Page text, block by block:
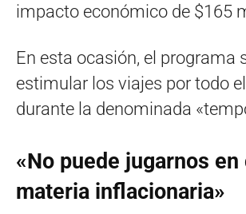
impacto económico de $165
En esta ocasión, el programa
estimular los viajes por todo
durante la denominada
«No puede jugarnos
materia inflacionaria»